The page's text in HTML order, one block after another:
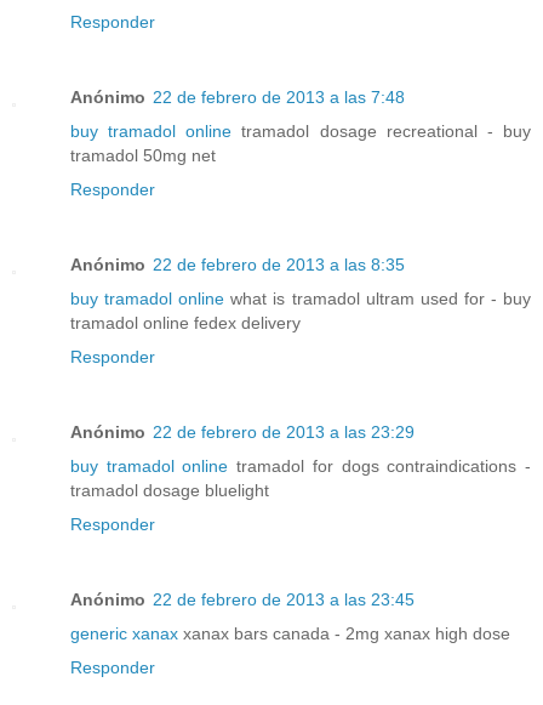
Responder
Anónimo 22 de febrero de 2013 a las 7:48
buy tramadol online tramadol dosage recreational - buy
tramadol 50mg net
Responder
Anónimo 22 de febrero de 2013 a las 8:35
buy tramadol online what is tramadol ultram used for - buy
tramadol online fedex delivery
Responder
Anónimo 22 de febrero de 2013 a las 23:29
buy tramadol online tramadol for dogs contraindications -
tramadol dosage bluelight
Responder
Anónimo 22 de febrero de 2013 a las 23:45
generic xanax xanax bars canada - 2mg xanax high dose
Responder